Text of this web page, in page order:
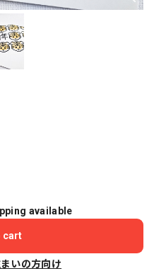
available
cart
いの方向け